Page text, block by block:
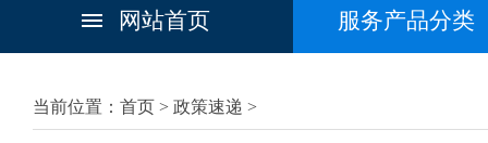
网站首页 服务产品分类
当前位置：首页 > 政策速递 >